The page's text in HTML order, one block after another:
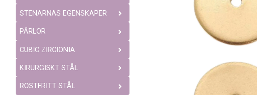
STENARNAS EGENSKAPER
PÄRLOR
CUBIC ZIRCIONIA
KIRURGISKT STÅL
ROSTFRITT STÅL